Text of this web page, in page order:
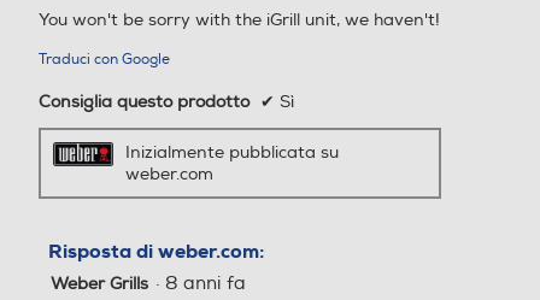
You won't be sorry with the iGrill unit, we haven't!
Traduci con Google
Consiglia questo prodotto ✔ Sì
Inizialmente pubblicata su
weber.com
Risposta di weber.com:
Weber Grills · 8 anni fa